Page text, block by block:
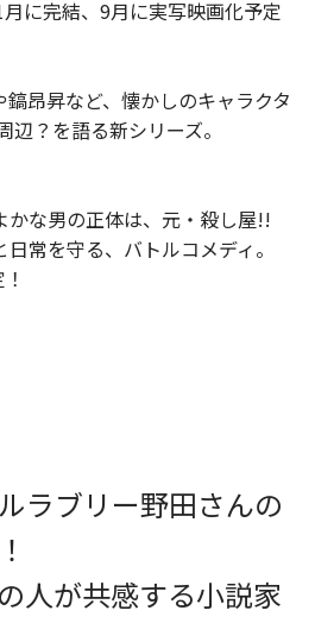
に完結、9月に実写映画化予定
昂昇など、懐かしのキャラクタ
？を語る新シリーズ。
かな男の正体は、元・殺し屋!!
常を守る、バトルコメディ。
ラブリー野田さんの
人が共感する小説家